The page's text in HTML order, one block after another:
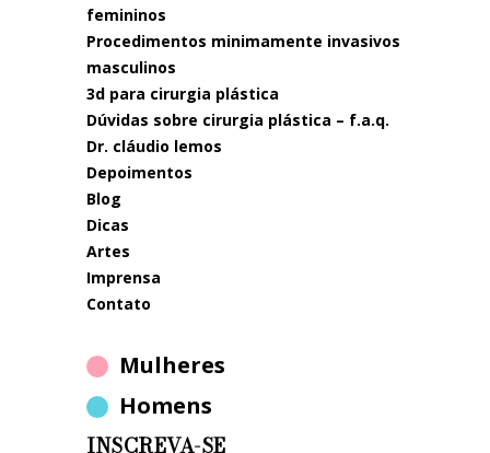
femininos
procedimentos minimamente invasivos
masculinos
3d para cirurgia plástica
dúvidas sobre cirurgia plástica – f.a.q.
dr. cláudio lemos
depoimentos
blog
dicas
artes
imprensa
contato
Mulheres
Homens
INSCREVA-SE